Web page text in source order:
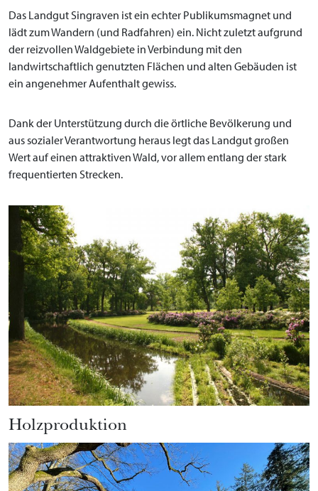
Das Landgut Singraven ist ein echter Publikumsmagnet und
lädt zum Wandern (und Radfahren) ein. Nicht zuletzt aufgrund
der reizvollen Waldgebiete in Verbindung mit den
landwirtschaftlich genutzten Flächen und alten Gebäuden ist
ein angenehmer Aufenthalt gewiss.
Dank der Unterstützung durch die örtliche Bevölkerung und
aus sozialer Verantwortung heraus legt das Landgut großen
Wert auf einen attraktiven Wald, vor allem entlang der stark
frequentierten Strecken.
Holzproduktion